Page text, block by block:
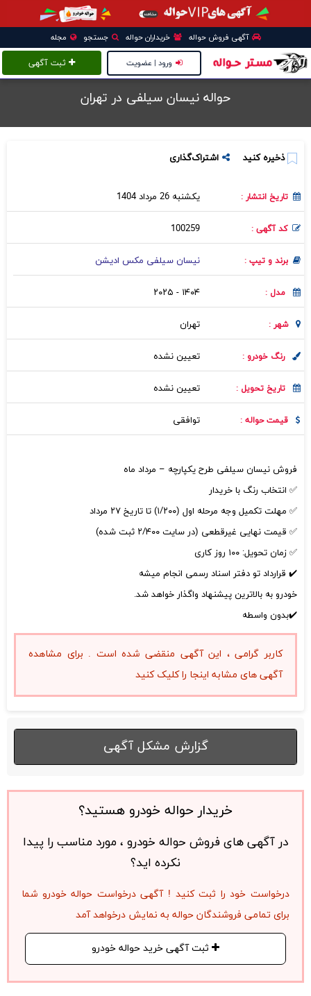
آگهی فروش حواله خریداران حواله جستجو مجله
ثبت آگهی ورود | عضویت
حواله نیسان سیلفی در تهران
ذخیره کنید اشتراک‌گذاری
تاریخ انتشار : یکشنبه 26 مرداد 1404
کد آگهی : 100259
برند و تیپ : نیسان سیلفی مکس ادیشن
مدل : ۱۴۰۴ - ۲۰۲۵
شهر : تهران
رنگ خودرو : تعیین نشده
تاریخ تحویل : تعیین نشده
قیمت حواله : توافقی
فروش نیسان سیلفی طرح یکپارچه – مرداد ماه
✅ انتخاب رنگ با خریدار
✅ مهلت تکمیل وجه مرحله اول (۱/۲۰۰) تا تاریخ ۲۷ مرداد
✅ قیمت نهایی غیرقطعی (در سایت ۲/۴۰۰ ثبت شده)
✅ زمان تحویل: ۱۰۰ روز کاری
✔️ قرارداد تو دفتر اسناد رسمی انجام میشه
خودرو به بالاترین پیشنهاد واگذار خواهد شد.
✔️بدون واسطه
کاربر گرامی ، این آگهی منقضی شده است . برای مشاهده
آگهی های مشابه اینجا را کلیک کنید
گزارش مشکل آگهی
خریدار حواله خودرو هستید؟
در آگهی های فروش حواله خودرو ، مورد مناسب را پیدا
نکرده اید؟
درخواست خود را ثبت کنید ! آگهی درخواست حواله خودرو شما
برای تمامی فروشندگان حواله به نمایش درخواهد آمد
ثبت آگهی خرید حواله خودرو